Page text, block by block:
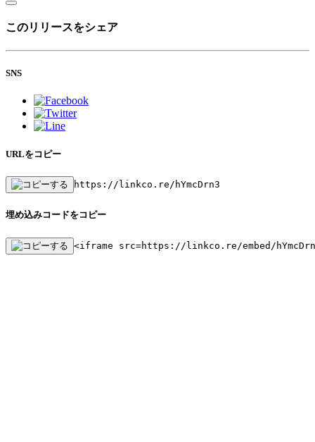
このリリースをシェア
SNS
URLをコピー
https://linkco.re/hYmcDrn3
埋め込みコードをコピー
<iframe src=https://linkco.re/embed/